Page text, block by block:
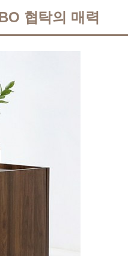
협탁의 매력